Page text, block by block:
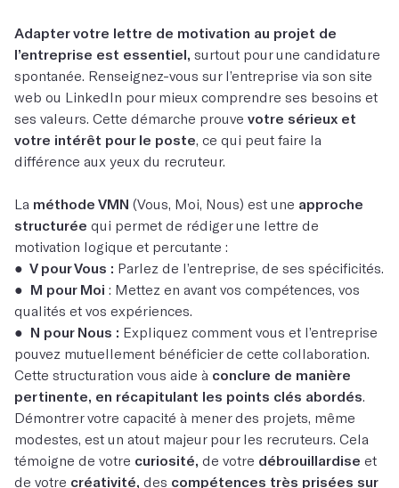
Adapter votre lettre de motivation au projet de
l’entreprise est essentiel, surtout pour une candidature
spontanée. Renseignez-vous sur l’entreprise via son site
web ou LinkedIn pour mieux comprendre ses besoins et
ses valeurs. Cette démarche prouve votre sérieux et
votre intérêt pour le poste, ce qui peut faire la
différence aux yeux du recruteur.
La méthode VMN (Vous, Moi, Nous) est une approche
structurée qui permet de rédiger une lettre de
motivation logique et percutante :
● V pour Vous : Parlez de l’entreprise, de ses spécificités.
● M pour Moi : Mettez en avant vos compétences, vos
qualités et vos expériences.
● N pour Nous : Expliquez comment vous et l’entreprise
pouvez mutuellement bénéficier de cette collaboration.
Cette structuration vous aide à conclure de manière
pertinente, en récapitulant les points clés abordés.
Démontrer votre capacité à mener des projets, même
modestes, est un atout majeur pour les recruteurs. Cela
témoigne de votre curiosité, de votre débrouillardise et
de votre créativité, des compétences très prisées sur